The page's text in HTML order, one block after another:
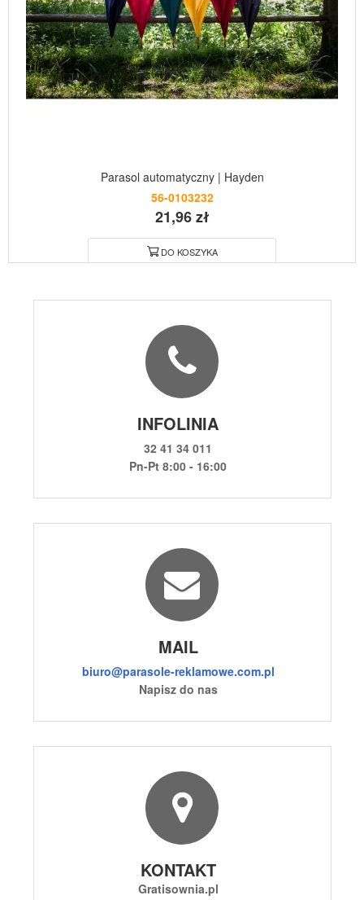
Parasol automatyczny | Hayden
56-0103232
21,96 zł
DO KOSZYKA
INFOLINIA
32 41 34 011
Pn-Pt 8:00 - 16:00
MAIL
biuro@parasole-reklamowe.com.pl
Napisz do nas
KONTAKT
Gratisownia.pl